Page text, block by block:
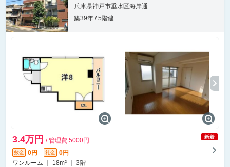
兵庫県神戸市垂水区海岸通
築39年 / 5階建
3.4万円 / 管理費 5000円
敷金 0円 礼金
0円
ワンルーム ｜ 18m² ｜ 3階